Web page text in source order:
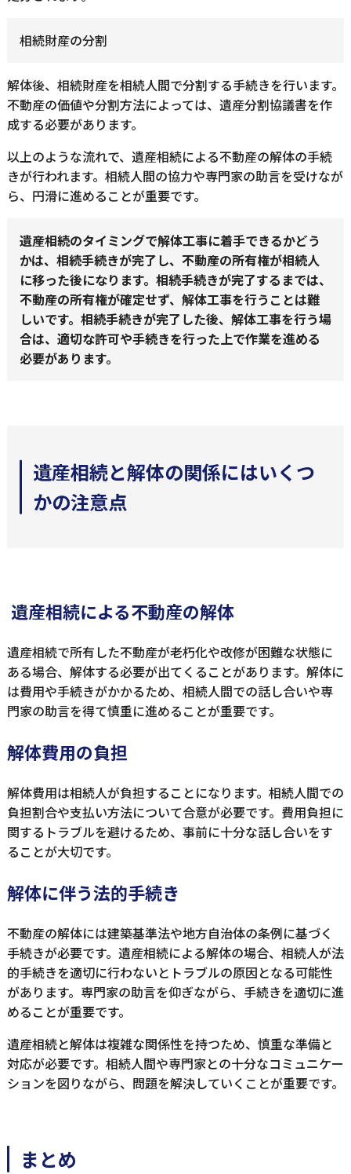
相続財産の分割
解体後、相続財産を相続人間で分割する手続きを行います。
不動産の価値や分割方法によっては、遺産分割協議書を作
成する必要があります。
以上のような流れで、遺産相続による不動産の解体の手続
きが行われます。相続人間の協力や専門家の助言を受けなが
ら、円滑に進めることが重要です。
遺産相続のタイミングで解体工事に着手できるかどう
かは、相続手続きが完了し、不動産の所有権が相続人
に移った後になります。相続手続きが完了するまでは、
不動産の所有権が確定せず、解体工事を行うことは難
しいです。相続手続きが完了した後、解体工事を行う場
合は、適切な許可や手続きを行った上で作業を進める
必要があります。
遺産相続と解体の関係にはいくつ
かの注意点
遺産相続による不動産の解体
遺産相続で所有した不動産が老朽化や改修が困難な状態に
ある場合、解体する必要が出てくることがあります。解体に
は費用や手続きがかかるため、相続人間での話し合いや専
門家の助言を得て慎重に進めることが重要です。
解体費用の負担
解体費用は相続人が負担することになります。相続人間での
負担割合や支払い方法について合意が必要です。費用負担に
関するトラブルを避けるため、事前に十分な話し合いをす
ることが大切です。
解体に伴う法的手続き
不動産の解体には建築基準法や地方自治体の条例に基づく
手続きが必要です。遺産相続による解体の場合、相続人が法
的手続きを適切に行わないとトラブルの原因となる可能性
があります。専門家の助言を仰ぎながら、手続きを適切に進
めることが重要です。
遺産相続と解体は複雑な関係性を持つため、慎重な準備と
対応が必要です。相続人間や専門家との十分なコミュニケー
ションを図りながら、問題を解決していくことが重要です。
まとめ